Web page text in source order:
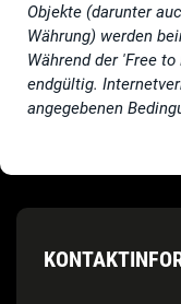
Objekte (darunter
Währung) werden
Während der 'Free
endgültig.
angegebenen